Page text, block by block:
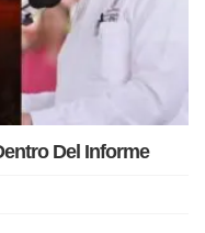
Del Informe